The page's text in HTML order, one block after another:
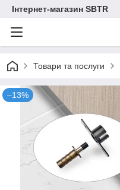
Інтернет-магазин SBTR
Товари та послуги
–13%